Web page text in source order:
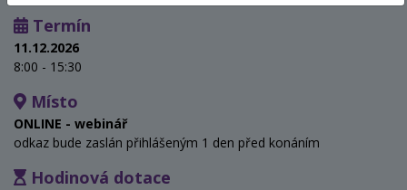
Termín
11.12.2026
8:00 - 15:30
Místo
ONLINE - webinář
odkaz bude zaslán přihlášeným 1 den před konáním
Hodinová dotace